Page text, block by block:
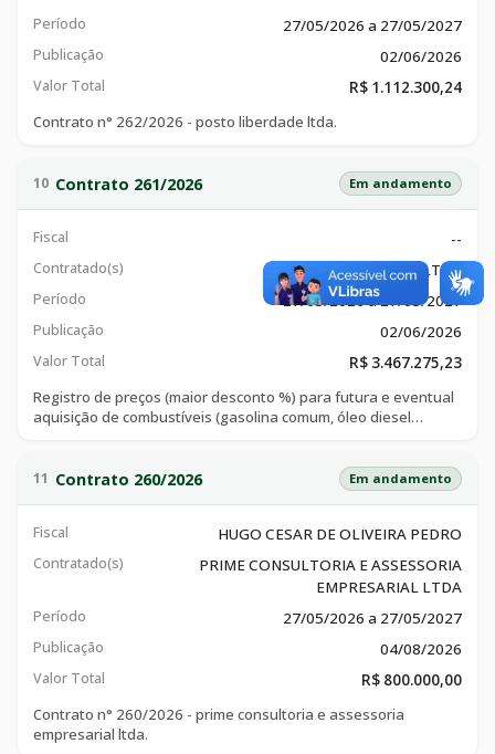
Período 27/05/2026 a 27/05/2027
Publicação 02/06/2026
Valor Total
R$ 1.112.300,24
Contrato n° 262/2026 - posto liberdade ltda.
10 Contrato 261/2026 Em andamento
Fiscal --
Contratado(s) H DUARTE E FILHO LTDA
Período 27/05/2026 a 27/05/2027
Publicação 02/06/2026
Valor Total
R$ 3.467.275,23
Registro de preços (maior desconto %) para futura e eventual
aquisição de combustíveis (gasolina comum, óleo diesel
11 Contrato 260/2026 Em andamento
Fiscal HUGO CESAR DE OLIVEIRA PEDRO
Contratado(s)
PRIME CONSULTORIA E ASSESSORIA
EMPRESARIAL LTDA
Período 27/05/2026 a 27/05/2027
Publicação 04/08/2026
Valor Total
R$ 800.000,00
Contrato n° 260/2026 - prime consultoria e assessoria
empresarial ltda.